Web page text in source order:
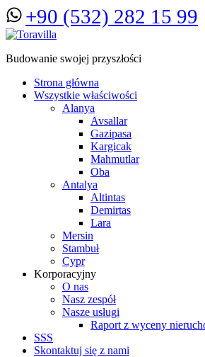
+90 (532) 282 15 99
Budowanie swojej przyszłości
Strona główna
Wszystkie właściwości
Alanya
Avsallar
Gazipasa
Kargicak
Mahmutlar
Oba
Antalya
Altintas
Demirtas
Lara
Mersin
Stambuł
Cypr
Korporacyjny
O nas
Nasz zespół
Nasze usługi
Raport z wyceny
SSS
Skontaktuj się z nami